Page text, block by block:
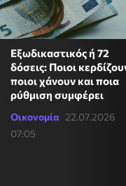
Εξωδικαστικός ή 72
δόσεις: Ποιοι
ποιοι χάνουν και ποια
ρύθμιση συμφέρει
Οικονομία 22.07.2026
07:05